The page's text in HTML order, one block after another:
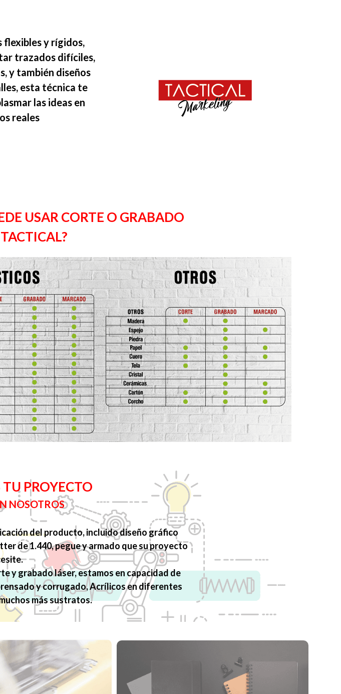
flexibles y rígidos,
trazados difíciles,
y también diseños
esta técnica te
las ideas en
reales
USAR CORTE O GRABADO
PROYECTO
NOSOTROS
del producto, incluido diseño gráfico
de 1.440, pegue y armado que su proyecto
y grabado láser, estamos en capacidad de
y corrugado, Acrílicos en diferentes
más sustratos.
FORMATO
todo tipo de pendones
Usamos materiales
CUADERNOS Y AGENDAS